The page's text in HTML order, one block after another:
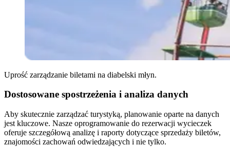
Uprość zarządzanie biletami na diabelski młyn.
Dostosowane spostrzeżenia i analiza danych
Aby skutecznie zarządzać turystyką, planowanie oparte na danych
jest kluczowe. Nasze oprogramowanie do rezerwacji wycieczek
oferuje szczegółową analizę i raporty dotyczące sprzedaży biletów,
znajomości zachowań odwiedzających i nie tylko.